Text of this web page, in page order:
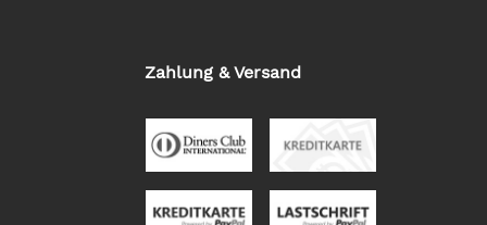
Zahlung & Versand